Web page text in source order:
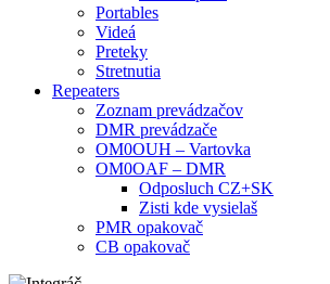
Portables
Videá
Preteky
Stretnutia
Repeaters
Zoznam prevádzačov
DMR prevádzače
OM0OUH – Vartovka
OM0OAF – DMR
Odposluch CZ+SK
Zisti kde vysielaš
PMR opakovač
CB opakovač